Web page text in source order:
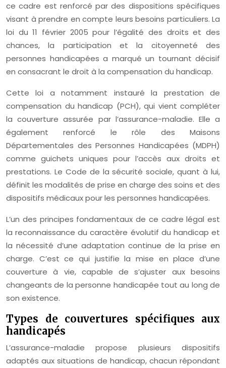
ce cadre est renforcé par des dispositions spécifiques
visant à prendre en compte leurs besoins particuliers. La
loi du 11 février 2005 pour l’égalité des droits et des
chances, la participation et la citoyenneté des
personnes handicapées a marqué un tournant décisif
en consacrant le droit à la compensation du handicap.
Cette loi a notamment instauré la prestation de
compensation du handicap (PCH), qui vient compléter
la couverture assurée par l’assurance-maladie. Elle a
également renforcé le rôle des Maisons
Départementales des Personnes Handicapées (MDPH)
comme guichets uniques pour l’accès aux droits et
prestations. Le Code de la sécurité sociale, quant à lui,
définit les modalités de prise en charge des soins et des
dispositifs médicaux pour les personnes handicapées.
L’un des principes fondamentaux de ce cadre légal est
la reconnaissance du caractère évolutif du handicap et
la nécessité d’une adaptation continue de la prise en
charge. C’est ce qui justifie la mise en place d’une
couverture à vie, capable de s’ajuster aux besoins
changeants de la personne handicapée tout au long de
son existence.
Types de couvertures spécifiques aux
handicapés
L’assurance-maladie propose plusieurs dispositifs
adaptés aux situations de handicap, chacun répondant